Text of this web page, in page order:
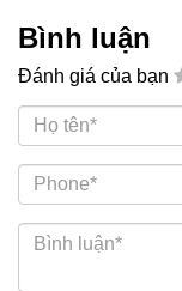
Bình luận
Đánh giá của bạn